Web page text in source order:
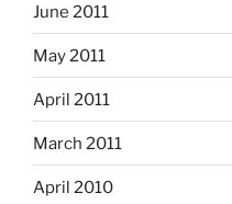
June 2011
May 2011
April 2011
March 2011
April 2010